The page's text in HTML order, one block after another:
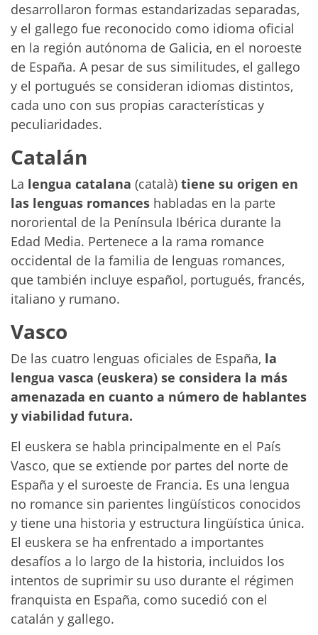
desarrollaron formas estandarizadas separadas,
y el gallego fue reconocido como idioma oficial
en la región autónoma de Galicia, en el noroeste
de España. A pesar de sus similitudes, el gallego
y el portugués se consideran idiomas distintos,
cada uno con sus propias características y
peculiaridades.
Catalán
La lengua catalana (català) tiene su origen en
las lenguas romances habladas en la parte
nororiental de la Península Ibérica durante la
Edad Media. Pertenece a la rama romance
occidental de la familia de lenguas romances,
que también incluye español, portugués, francés,
italiano y rumano.
Vasco
De las cuatro lenguas oficiales de España, la
lengua vasca (euskera) se considera la más
amenazada en cuanto a número de hablantes
y viabilidad futura.
El euskera se habla principalmente en el País
Vasco, que se extiende por partes del norte de
España y el suroeste de Francia. Es una lengua
no romance sin parientes lingüísticos conocidos
y tiene una historia y estructura lingüística única.
El euskera se ha enfrentado a importantes
desafíos a lo largo de la historia, incluidos los
intentos de suprimir su uso durante el régimen
franquista en España, como sucedió con el
catalán y gallego.